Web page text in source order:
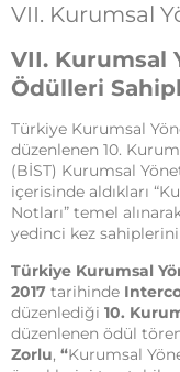
VII. Kurumsal
VII. Kurumsal
Ödülleri
Türkiye Kurumsal
düzenlenen 10.
(BİST) Kurumsal
içerisinde aldıkları
Notları” temel
yedinci kez
Türkiye Kurumsal
2017 tarihinde
düzenlediği 10.
düzenlenen ödül
Zorlu, “Kurumsal